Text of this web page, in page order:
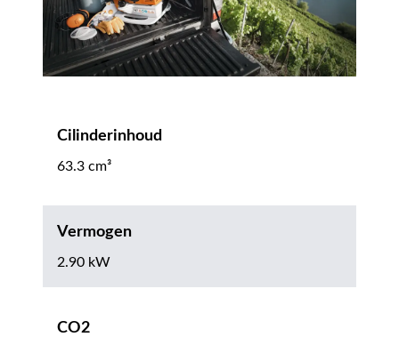
Cilinderinhoud
63.3 cm³
Vermogen
2.90 kW
CO2